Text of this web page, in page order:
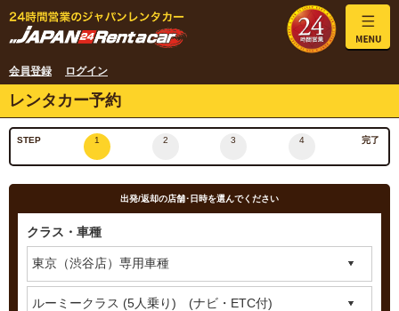
会員登録 ログイン
レンタカー予約
STEP 1 2 3 4 完了
出発/返却の店舗･日時を選んでください
クラス・車種